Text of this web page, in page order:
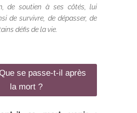
de soutien à ses côtés, lui
de survivre, de dépasser, de
défis de la vie.
se passe-t-il après
la mort ?